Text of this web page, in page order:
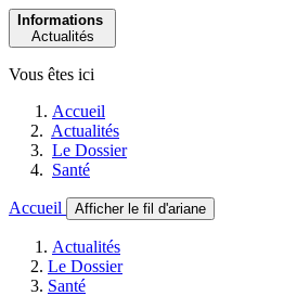
Informations
Actualités
Vous êtes ici
Accueil
Actualités
Le Dossier
Santé
Accueil Afficher le fil d'ariane
Actualités
Le Dossier
Santé